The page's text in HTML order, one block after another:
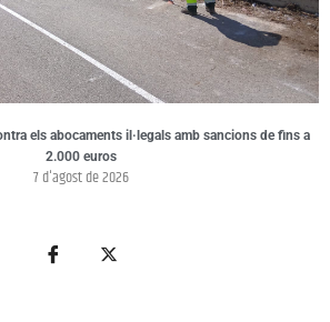
els abocaments il·legals amb sancions de fins a
2.000 euros
7 d'agost de 2026